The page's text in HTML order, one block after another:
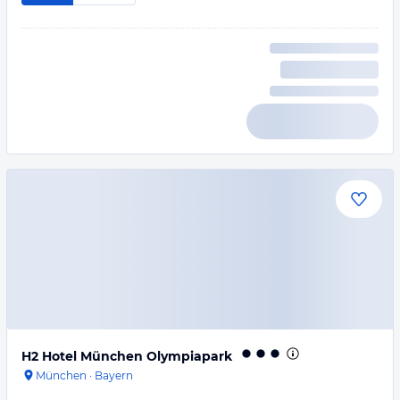
H2 Hotel München Olympiapark
München · Bayern